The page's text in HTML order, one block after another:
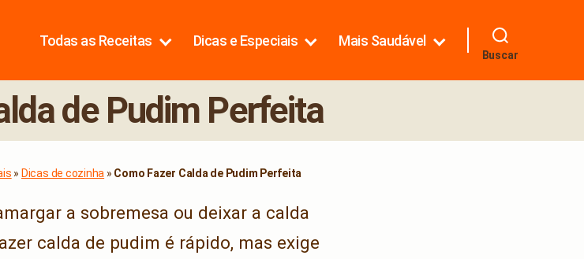
Todas as Receitas Dicas e Especiais Mais Saudável
Buscar
de Pudim Perfeita
» Dicas de cozinha » Como Fazer Calda de Pudim Perfeita
a sobremesa ou deixar a calda
calda de pudim é rápido, mas exige